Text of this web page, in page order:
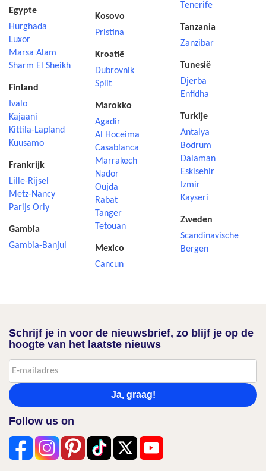
Egypte
Hurghada
Luxor
Marsa Alam
Sharm El Sheikh
Finland
Ivalo
Kajaani
Kittila-Lapland
Kuusamo
Frankrijk
Lille-Rijsel
Metz-Nancy
Parijs Orly
Gambia
Gambia-Banjul
Kosovo
Pristina
Kroatië
Dubrovnik
Split
Marokko
Agadir
Al Hoceima
Casablanca
Marrakech
Nador
Oujda
Rabat
Tanger
Tetouan
Mexico
Cancun
Tenerife
Tanzania
Zanzibar
Tunesië
Djerba
Enfidha
Turkije
Antalya
Bodrum
Dalaman
Eskisehir
Izmir
Kayseri
Zweden
Scandinavische
Bergen
Schrijf je in voor de nieuwsbrief, zo blijf je op de
hoogte van het laatste nieuws
Ja, graag!
Follow us on